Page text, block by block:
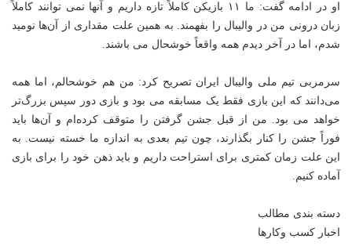
او در ادامه گفت: ما ۱۱ بازیکن کاملاً تازه داریم و آنها نمی توانند کاملاً
زبان درونی من در والیبال را بفهمند. به همین علت مقداری از آن‌ها نومید
شدم، اما در آخر دیدم همه واقعاً خوشحال می باشند.
سرمربی تیم ملی والیبال ایران تصریح کرد: من هم خوشحالم، اما همه
می‌دانند که این بازی فقط یک مسابقه می بود و بازی دور سپس بزرگ‌تر
خواهد می بود. من از قبل جشن گرفتن را متوقف کرده‌ام و آن‌ها باید
فوراً جشن را کنار بگذارند، چون تیم بعدی به اندازه ما خسته نیست. به
این علت زمان کمتری برای استراحت داریم و باید ذهن خود را برای بازی
آماده کنیم.
دسته بندی مطالب
اخبار کسب وکارها